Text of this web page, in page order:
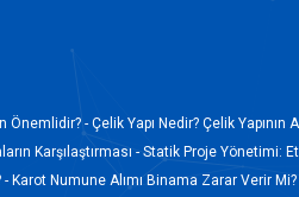
Önemlidir? -Çelik Yapı Nedir? Çelik Yapının
Karşılaştırması -Statik Proje Yönetimi:
- Karot Numune Alımı Binama Zarar Verir Mi?